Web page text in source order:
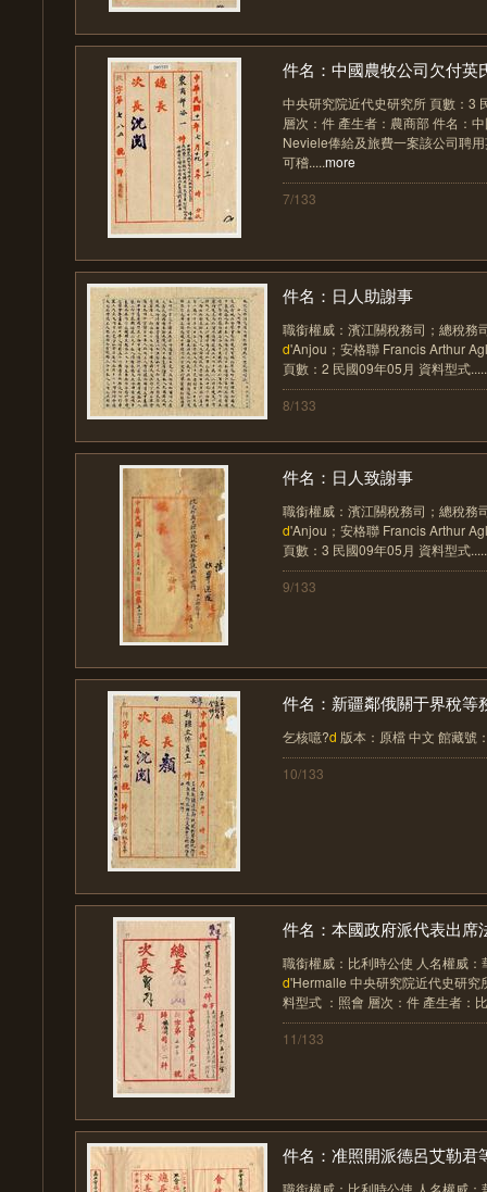
件名：中國農牧公司欠付英
中央研究院近代史研究所 頁數：3
層次：件 產生者：農商部 件名：
Neviele俸給及旅費一案該公司聘
可稽.....more
7/133
件名：日人助謝事
職銜權威：濱江關稅務司；總稅務
d'Anjou；安格聯 Francis Arthur
頁數：2 民國09年05月 資料型式.....
8/133
件名：日人致謝事
職銜權威：濱江關稅務司；總稅務
d'Anjou；安格聯 Francis Arthur
頁數：3 民國09年05月 資料型式.....
9/133
件名：新疆鄰俄關于界稅等
乞核噫?d 版本：原檔 中文 館藏號
10/133
件名：本國政府派代表出席
職銜權威：比利時公使 人名權威
d'Hermalle 中央研究院近代史研究
料型式 ：照會 層次：件 產生者：
11/133
件名：准照開派德呂艾勒君
職銜權威：比利時公使 人名權威